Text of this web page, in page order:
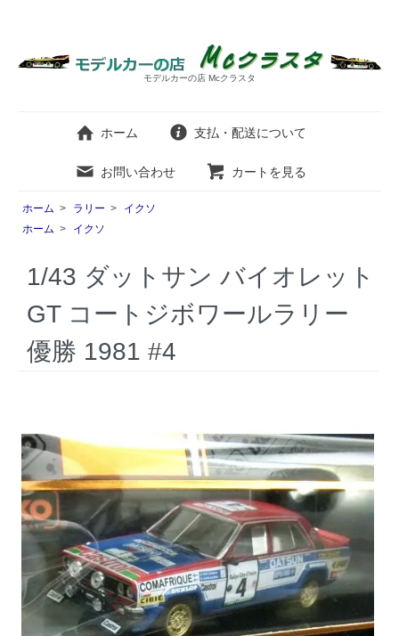
モデルカーの店 Mcクラスタ
ホーム 支払・配送について
お問い合わせ カートを見る
ホーム > ラリー >
イクソ
ホーム > イクソ
1/43 ダットサン バイオレット
GT コートジボワールラリー
優勝 1981 #4